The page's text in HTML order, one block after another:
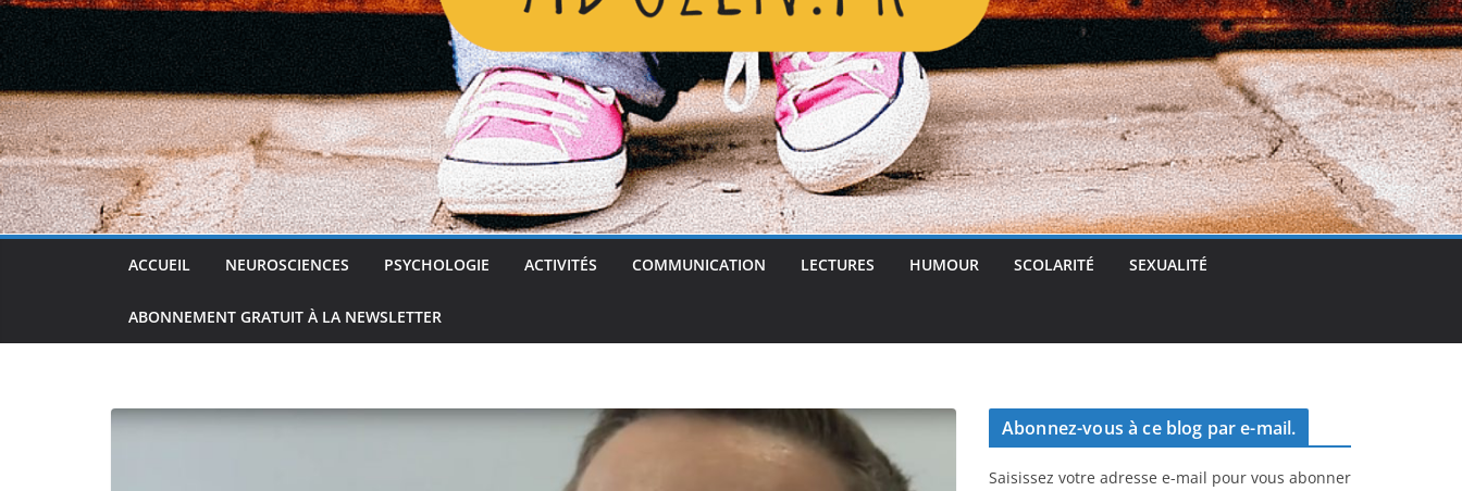
ACCUEIL NEUROSCIENCES PSYCHOLOGIE ACTIVITÉS COMMUNICATION LECTURES HUMOUR SCOLARITÉ SEXUALITÉ
ABONNEMENT GRATUIT À LA NEWSLETTER
Abonnez-vous à ce blog par e-mail.
Saisissez votre adresse e-mail pour vous abonner
g
e
r